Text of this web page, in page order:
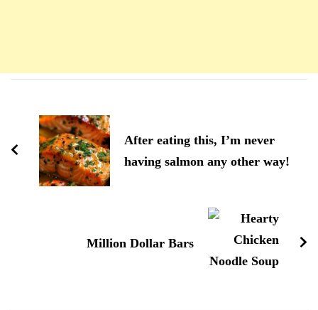
d'article
After eating this, I’m never
having salmon any other way!
Million Dollar Bars